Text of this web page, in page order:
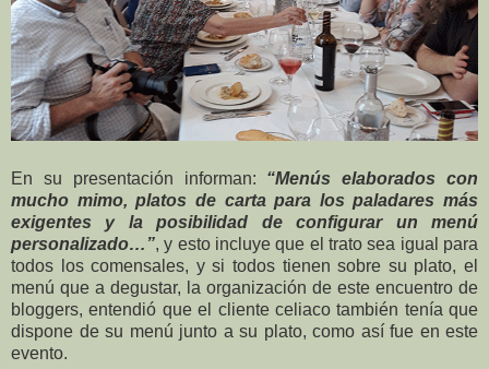
En su presentación informan: “Menús elaborados con
mucho mimo, platos de carta para los paladares más
exigentes y la posibilidad de configurar un menú
personalizado…”, y esto incluye que el trato sea igual para
todos los comensales, y si todos tienen sobre su plato, el
menú que a degustar, la organización de este encuentro de
bloggers, entendió que el cliente celiaco también tenía que
dispone de su menú junto a su plato, como así fue en este
evento.